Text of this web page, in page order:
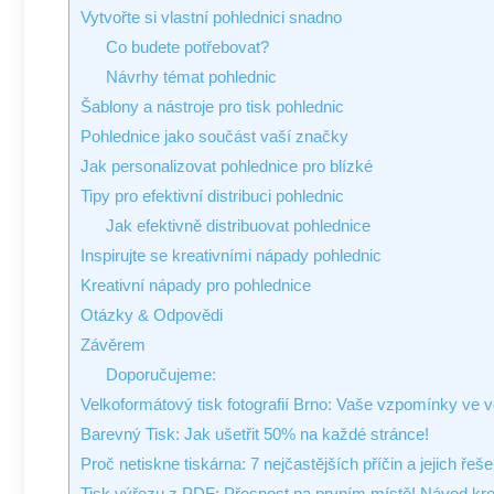
Vytvořte si vlastní pohlednici snadno
Co budete potřebovat?
Návrhy témat pohlednic
Šablony a nástroje pro tisk pohlednic
Pohlednice jako součást vaší značky
Jak personalizovat pohlednice pro blízké
Tipy pro efektivní distribuci pohlednic
Jak efektivně distribuovat pohlednice
Inspirujte⁤ se kreativními nápady pohlednic
Kreativní nápady pro pohlednice
Otázky &​ Odpovědi
Závěrem
Doporučujeme:
Velkoformátový tisk fotografií Brno: Vaše vzpomínky ve
Barevný Tisk: Jak ušetřit 50% na každé stránce!
Proč netiskne tiskárna: 7 nejčastějších příčin a jejich